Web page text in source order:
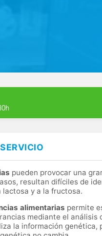
pueden provocar una
resultan difíciles de
y a la fructosa.
alimentarias permite
mediante el análisis
la información genética,